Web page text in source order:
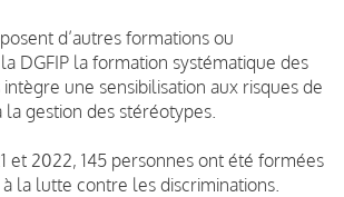
d’autres formations ou
DGFIP la formation systématique des
une sensibilisation aux risques de
gestion des stéréotypes.
et 2022, 145 personnes ont été formées
la lutte contre les discriminations.